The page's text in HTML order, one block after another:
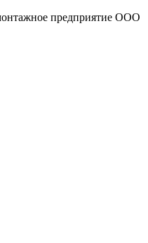
предприятие ООО